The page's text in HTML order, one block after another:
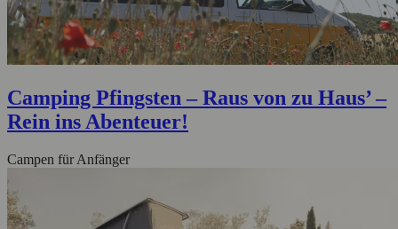
Camping Pfingsten – Raus von zu Haus’ –
Rein ins Abenteuer!
Campen für Anfänger